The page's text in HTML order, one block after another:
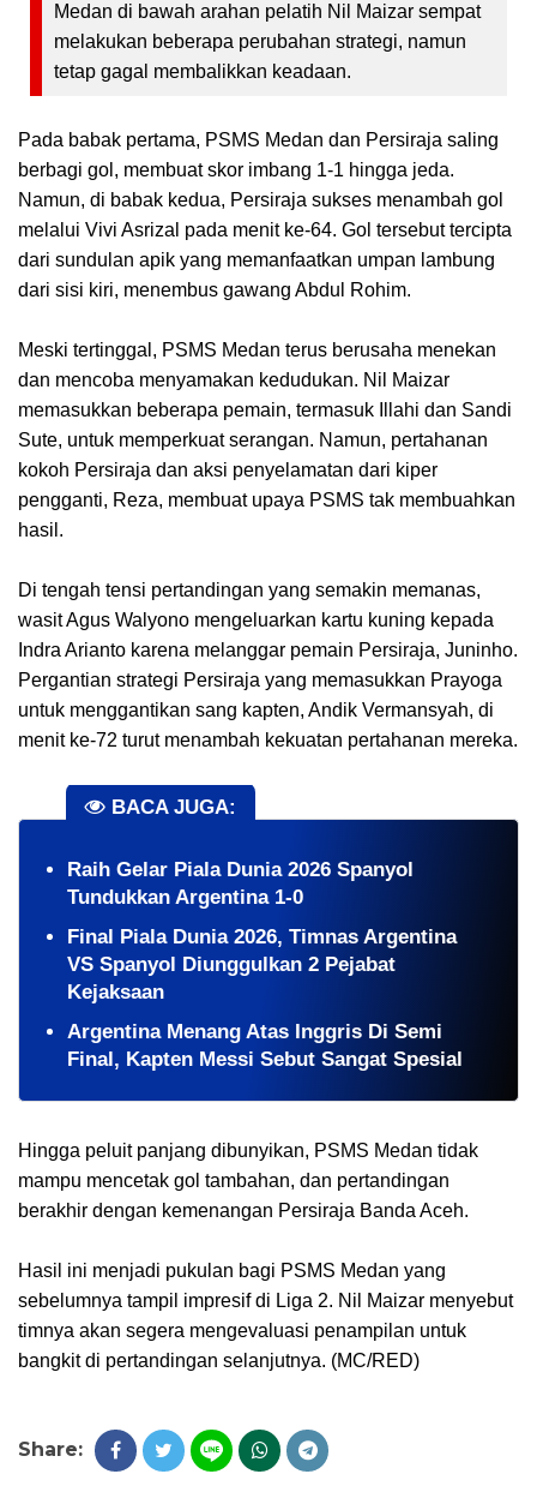
Medan di bawah arahan pelatih Nil Maizar sempat
melakukan beberapa perubahan strategi, namun
tetap gagal membalikkan keadaan.
Pada babak pertama, PSMS Medan dan Persiraja saling
berbagi gol, membuat skor imbang 1-1 hingga jeda.
Namun, di babak kedua, Persiraja sukses menambah gol
melalui Vivi Asrizal pada menit ke-64. Gol tersebut tercipta
dari sundulan apik yang memanfaatkan umpan lambung
dari sisi kiri, menembus gawang Abdul Rohim.
Meski tertinggal, PSMS Medan terus berusaha menekan
dan mencoba menyamakan kedudukan. Nil Maizar
memasukkan beberapa pemain, termasuk Illahi dan Sandi
Sute, untuk memperkuat serangan. Namun, pertahanan
kokoh Persiraja dan aksi penyelamatan dari kiper
pengganti, Reza, membuat upaya PSMS tak membuahkan
hasil.
Di tengah tensi pertandingan yang semakin memanas,
wasit Agus Walyono mengeluarkan kartu kuning kepada
Indra Arianto karena melanggar pemain Persiraja, Juninho.
Pergantian strategi Persiraja yang memasukkan Prayoga
untuk menggantikan sang kapten, Andik Vermansyah, di
menit ke-72 turut menambah kekuatan pertahanan mereka.
BACA JUGA:
Raih Gelar Piala Dunia 2026 Spanyol
Tundukkan Argentina 1-0
Final Piala Dunia 2026, Timnas Argentina
VS Spanyol Diunggulkan 2 Pejabat
Kejaksaan
Argentina Menang Atas Inggris Di Semi
Final, Kapten Messi Sebut Sangat Spesial
Hingga peluit panjang dibunyikan, PSMS Medan tidak
mampu mencetak gol tambahan, dan pertandingan
berakhir dengan kemenangan Persiraja Banda Aceh.
Hasil ini menjadi pukulan bagi PSMS Medan yang
sebelumnya tampil impresif di Liga 2. Nil Maizar menyebut
timnya akan segera mengevaluasi penampilan untuk
bangkit di pertandingan selanjutnya. (MC/RED)
Share: